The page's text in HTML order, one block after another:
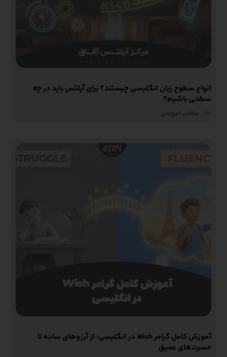
انواع سطوح زبان انگلیسی چیستند؟ برای آیلتس باید در چه
سطحی باشیم؟
مقالات آموزشی‌
آموزش کامل گرامر Wish در انگلیسی: از آرزوهای ساده تا
حسرت‌های عمیق